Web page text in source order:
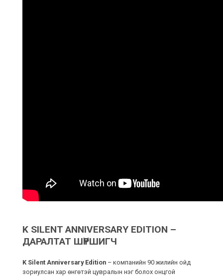
K SILENT ANNIVERSARY EDITION –
ДАРАЛТАТ ШҮРШИГЧ
K Silent Anniversary Edition– компанийн 90 жилийн ойд
зориулсан хар өнгөтэй цувралын нэг болох онцгой